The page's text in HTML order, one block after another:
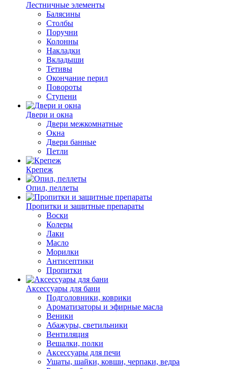
Лестничные элементы
Балясины
Столбы
Поручни
Колонны
Накладки
Вкладыши
Тетивы
Окончание перил
Повороты
Ступени
Двери и окна
Двери межкомнатные
Окна
Двери банные
Петли
Крепеж
Опил, пеллеты
Пропитки и защитные препараты
Воски
Колеры
Лаки
Масло
Морилки
Антисептики
Пропитки
Аксессуары для бани
Подголовники, коврики
Ароматизаторы и эфирные масла
Веники
Абажуры, светильники
Вентиляция
Вешалки, полки
Аксессуары для печи
Ушаты, шайки, ковши, черпаки, ведра